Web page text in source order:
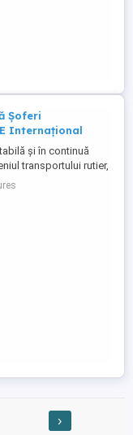
Șoferi
Internațional
și în continuă
transportului rutier,
logistică și
de camion
curse
cu plecare și sosire
›